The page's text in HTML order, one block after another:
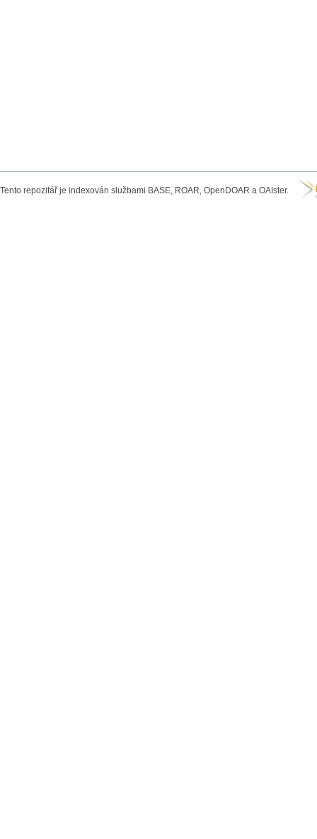
Tento repozitář je indexován službami BASE, ROAR, OpenDOAR a OAIster.